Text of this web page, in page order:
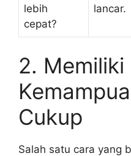
lebih
cepat?
lancar.
2. Memiliki
Cukup
Salah satu cara yang